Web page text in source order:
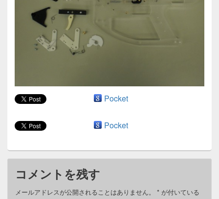
Pocket
Pocket
コメントを残す
メールアドレスが公開されることはありません。 * が付いている